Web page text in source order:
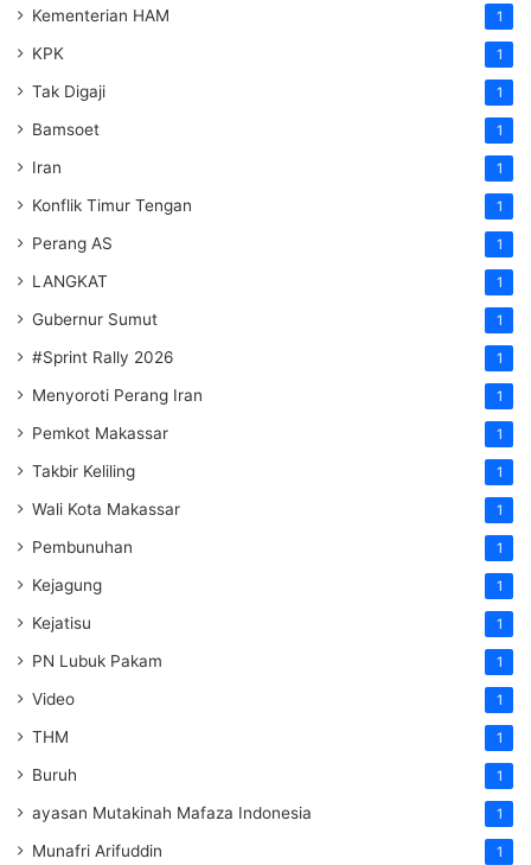
Kementerian HAM 1
KPK 1
Tak Digaji 1
Bamsoet 1
Iran 1
Konflik Timur Tengan 1
Perang AS 1
LANGKAT 1
Gubernur Sumut 1
#Sprint Rally 2026 1
Menyoroti Perang Iran 1
Pemkot Makassar 1
Takbir Keliling 1
Wali Kota Makassar 1
Pembunuhan 1
Kejagung 1
Kejatisu 1
PN Lubuk Pakam 1
Video 1
THM 1
Buruh 1
ayasan Mutakinah Mafaza Indonesia 1
Munafri Arifuddin 1